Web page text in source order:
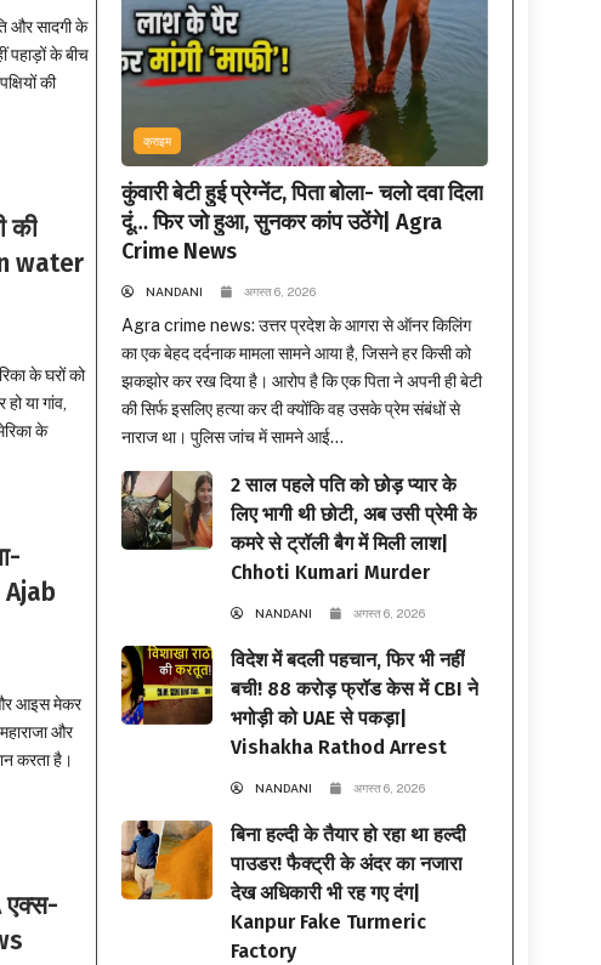
और सादगी के
पहाड़ों के बीच
की
की
water
के घरों को
या गांव,
के
Ajab
आइस मेकर
और
करता है।
एक्स-
क्राइम
कुंवारी बेटी हुई प्रेग्नेंट, पिता बोला- चलो दवा दिला
दूं… फिर जो हुआ, सुनकर कांप उठेंगे| Agra
Crime News
NANDANI अगस्त 6, 2026
Agra crime news: उत्तर प्रदेश के आगरा से ऑनर किलिंग
का एक बेहद दर्दनाक मामला सामने आया है, जिसने हर किसी को
झकझोर कर रख दिया है। आरोप है कि एक पिता ने अपनी ही बेटी
की सिर्फ इसलिए हत्या कर दी क्योंकि वह उसके प्रेम संबंधों से
नाराज था। पुलिस जांच में सामने आई...
2 साल पहले पति को छोड़ प्यार के
लिए भागी थी छोटी, अब उसी प्रेमी के
कमरे से ट्रॉली बैग में मिली लाश|
Chhoti Kumari Murder
NANDANI अगस्त 6, 2026
विदेश में बदली पहचान, फिर भी नहीं
बची! 88 करोड़ फ्रॉड केस में CBI ने
भगोड़ी को UAE से पकड़ा|
Vishakha Rathod Arrest
NANDANI अगस्त 6, 2026
बिना हल्दी के तैयार हो रहा था हल्दी
पाउडर! फैक्ट्री के अंदर का नजारा
देख अधिकारी भी रह गए दंग|
Kanpur Fake Turmeric
Factory